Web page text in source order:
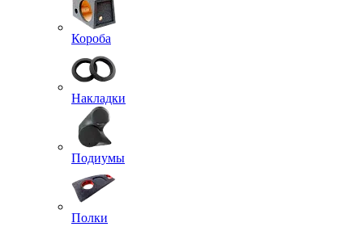
Короба
Накладки
Подиумы
Полки